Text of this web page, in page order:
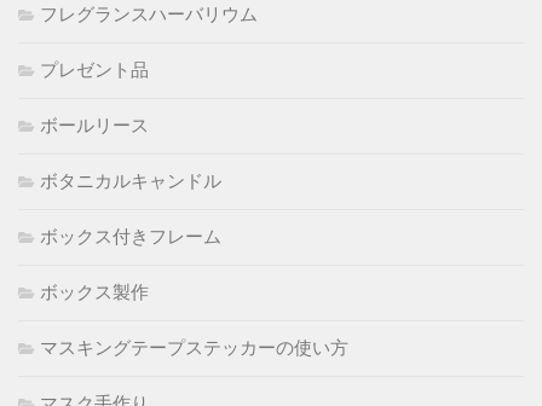
フレグランスハーバリウム
プレゼント品
ボールリース
ボタニカルキャンドル
ボックス付きフレーム
ボックス製作
マスキングテープステッカーの使い方